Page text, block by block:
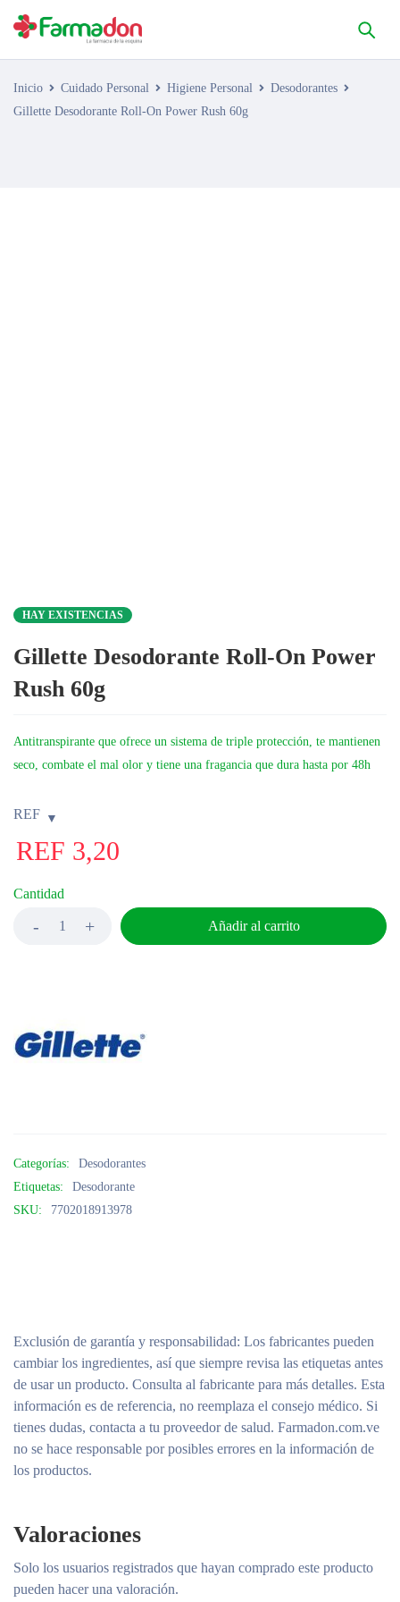
Inicio Cuidado Personal Higiene Personal
Desodorantes
Gillette Desodorante Roll-On Power Rush 60g
HAY EXISTENCIAS
Gillette Desodorante Roll-On Power
Rush 60g
Antitranspirante que ofrece un sistema de triple protección, te mantienen
seco, combate el mal olor y tiene una fragancia que dura hasta por 48h
REF
REF 3,20
Cantidad
Añadir al carrito
Categorías:
Desodorantes
Etiquetas:
Desodorante
SKU:
7702018913978
Exclusión de garantía y responsabilidad: Los fabricantes pueden
cambiar los ingredientes, así que siempre revisa las etiquetas antes
de usar un producto. Consulta al fabricante para más detalles. Esta
información es de referencia, no reemplaza el consejo médico. Si
tienes dudas, contacta a tu proveedor de salud. Farmadon.com.ve
no se hace responsable por posibles errores en la información de
los productos.
Valoraciones
Solo los usuarios registrados que hayan comprado este producto
pueden hacer una valoración.